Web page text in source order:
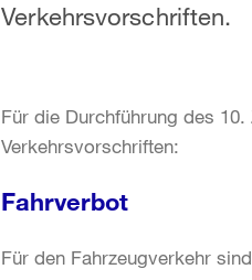
Verkehrsvorschriften.
Für die Durchführung des
Verkehrsvorschriften:
Fahrverbot
Für den Fahrzeugverkehr